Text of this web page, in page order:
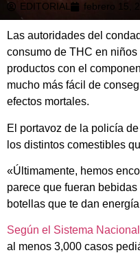
EDITORIAL febrero 15,
Las autoridades del
consumo de THC en
productos con el
mucho más fácil de
efectos mortales.
El portavoz de la policía
los distintos comestibles
«Últimamente, hemos
parece que fueran
botellas que te dan
Según el Sistema
al menos 3,000 casos